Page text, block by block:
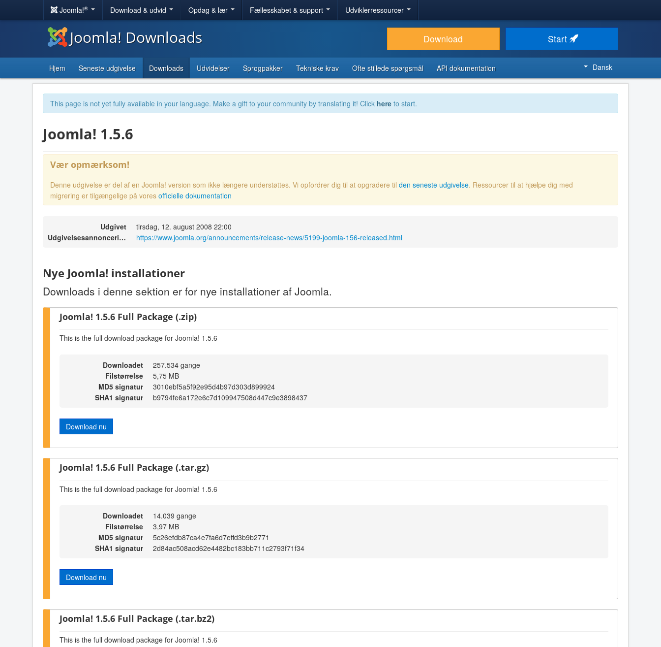
Joomla!® Download & udvid Opdag & lær Fællesskabet & support Udviklerressourcer
Joomla! Downloads Download Start
Hjem Seneste udgivelse Downloads Udvidelser Sprogpakker Tekniske krav Ofte stillede spørgsmål API dokumentation Dansk
This page is not yet fully available in your language. Make a gift to your community by translating it! Click here to start.
Joomla! 1.5.6
Vær opmærksom!
Denne udgivelse er del af en Joomla! version som ikke længere understøttes. Vi opfordrer dig til at opgradere til den seneste udgivelse. Ressourcer til at hjælpe dig med
migrering er tilgængelige på vores officielle dokumentation
Udgivet
tirsdag, 12. august 2008 22:00
Udgivelsesannoncering
https://www.joomla.org/announcements/release-news/5199-joomla-156-released.html
Nye Joomla! installationer
Downloads i denne sektion er for nye installationer af Joomla.
Joomla! 1.5.6 Full Package (.zip)
This is the full download package for Joomla! 1.5.6
Downloadet
257.534 gange
Filstørrelse
5,75 MB
MD5 signatur
3010ebf5a5f92e95d4b97d303d899924
SHA1 signatur
b9794fe6a172e6c7d109947508d447c9e3898437
Download nu
Joomla! 1.5.6 Full Package (.tar.gz)
This is the full download package for Joomla! 1.5.6
Downloadet
14.039 gange
Filstørrelse
3,97 MB
MD5 signatur
5c26efdb87ca4e7fa6d7effd3b9b2771
SHA1 signatur
2d84ac508acd62e4482bc183bb711c2793f71f34
Download nu
Joomla! 1.5.6 Full Package (.tar.bz2)
This is the full download package for Joomla! 1.5.6